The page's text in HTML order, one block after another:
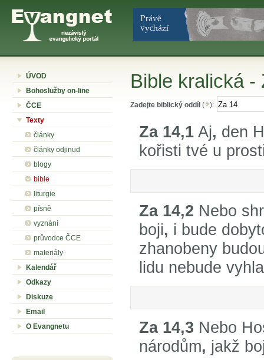
ÚVOD
Bohoslužby on-line
ČCE
Texty
články
články odjinud
blogy
bible
liturgie
písně
vyznání
průvodce ČCE
materiály
Kalendář
Odkazy
Diskuze
Email
O Evangnetu
Bible kralická -
Zadejte biblický oddíl ( ):
Za 14,1 Aj, den
kořisti tvé u
Za 14,2 Nebo
boji, i bude
zhanobeny
lidu nebude
Za 14,3 Nebo
národům, jakž